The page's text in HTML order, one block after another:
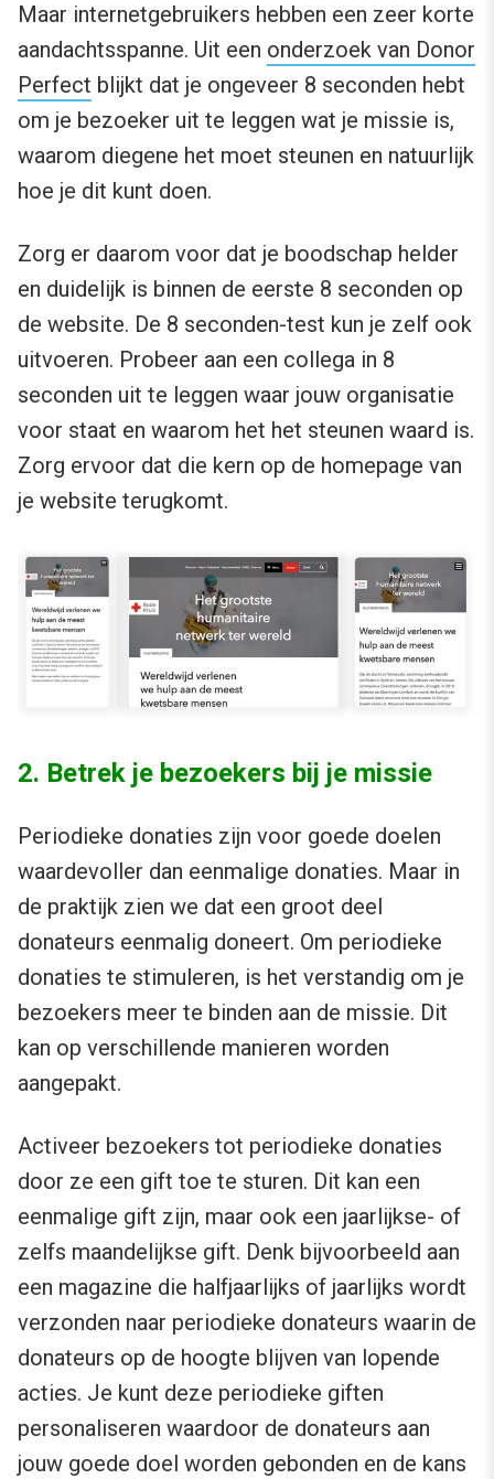
Maar internetgebruikers hebben een zeer korte
aandachtsspanne. Uit een onderzoek van Donor
Perfect blijkt dat je ongeveer 8 seconden hebt
om je bezoeker uit te leggen wat je missie is,
waarom diegene het moet steunen en natuurlijk
hoe je dit kunt doen.
Zorg er daarom voor dat je boodschap helder
en duidelijk is binnen de eerste 8 seconden op
de website. De 8 seconden-test kun je zelf ook
uitvoeren. Probeer aan een collega in 8
seconden uit te leggen waar jouw organisatie
voor staat en waarom het het steunen waard is.
Zorg ervoor dat die kern op de homepage van
je website terugkomt.
2. Betrek je bezoekers bij je missie
Periodieke donaties zijn voor goede doelen
waardevoller dan eenmalige donaties. Maar in
de praktijk zien we dat een groot deel
donateurs eenmalig doneert. Om periodieke
donaties te stimuleren, is het verstandig om je
bezoekers meer te binden aan de missie. Dit
kan op verschillende manieren worden
aangepakt.
Activeer bezoekers tot periodieke donaties
door ze een gift toe te sturen. Dit kan een
eenmalige gift zijn, maar ook een jaarlijkse- of
zelfs maandelijkse gift. Denk bijvoorbeeld aan
een magazine die halfjaarlijks of jaarlijks wordt
verzonden naar periodieke donateurs waarin de
donateurs op de hoogte blijven van lopende
acties. Je kunt deze periodieke giften
personaliseren waardoor de donateurs aan
jouw goede doel worden gebonden en de kans